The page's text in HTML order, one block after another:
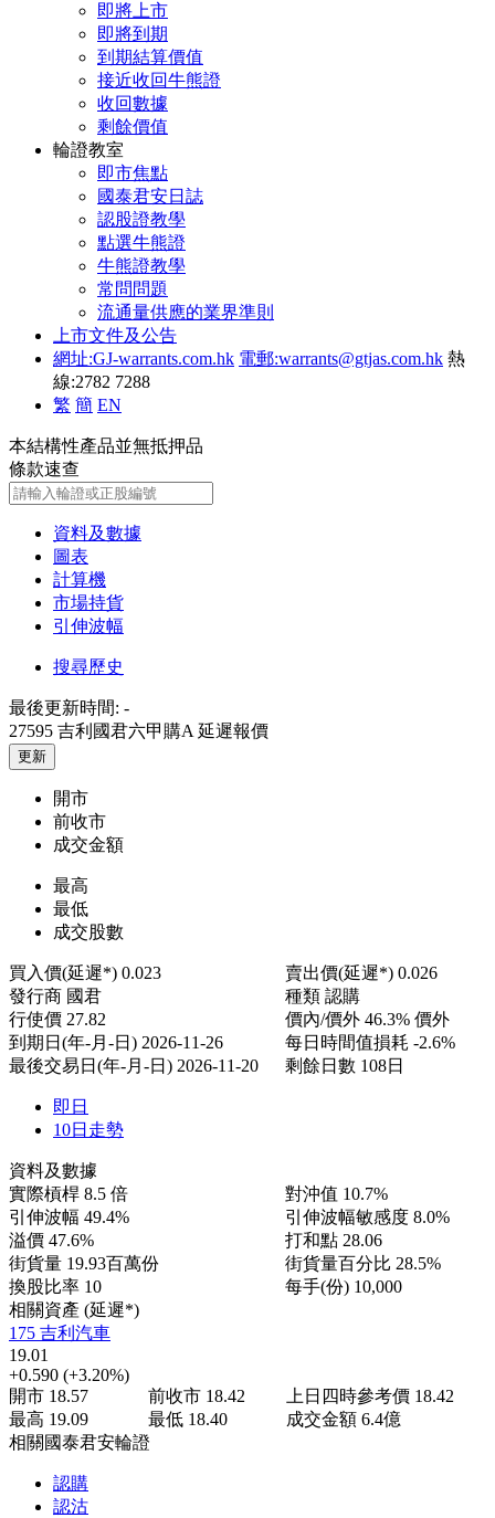
即將上市
即將到期
到期結算價值
接近收回牛熊證
收回數據
剩餘價值
輪證教室
即市焦點
國泰君安日誌
認股證教學
點選牛熊證
牛熊證教學
常問問題
流通量供應的業界準則
上市文件及公告
網址:GJ-warrants.com.hk 電郵:warrants@gtjas.com.hk 熱
線:2782 7288
繁 簡 EN
本結構性產品並無抵押品
條款速查
資料及數據
圖表
計算機
市場持貨
引伸波幅
搜尋歷史
最後更新時間: -
27595 吉利國君六甲購A 延遲報價
更新
開市
前收市
成交金額
最高
最低
成交股數
買入價(延遲*) 0.023 賣出價(延遲*) 0.026
發行商 國君 種類 認購
行使價 27.82 價內/價外 46.3% 價外
到期日(年-月-日) 2026-11-26 每日時間值損耗 -2.6%
最後交易日(年-月-日) 2026-11-20 剩餘日數 108日
即日
10日走勢
資料及數據
實際槓桿 8.5 倍 對沖值 10.7%
引伸波幅 49.4% 引伸波幅敏感度 8.0%
溢價 47.6% 打和點 28.06
街貨量 19.93百萬份 街貨量百分比 28.5%
換股比率 10 每手(份) 10,000
相關資產 (延遲*)
175 吉利汽車
19.01
+0.590 (+3.20%)
開市 18.57 前收市 18.42 上日四時參考價 18.42
最高 19.09 最低 18.40 成交金額 6.4億
相關國泰君安輪證
認購
認沽